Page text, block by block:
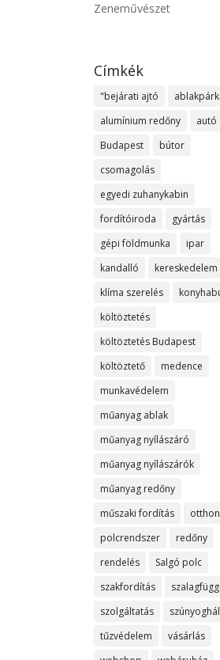
Zeneművészet
Címkék
"bejárati ajtó
alumínium redőny
autó
Budapest
bútor
csomagolás
egyedi zuhanykabin
fordítóiroda
gyártás
gépi földmunka
ipar
kandalló
kereskedelem
klíma szerelés
költöztetés
költöztetés Budapest
költöztető
medence
munkavédelem
műanyag ablak
műanyag nyílászáró
műanyag nyílászárók
műanyag redőny
műszaki fordítás
otthon
polcrendszer
redőny
rendelés
Salgó polc
szakfordítás
szolgáltatás
tűzvédelem
vásárlás